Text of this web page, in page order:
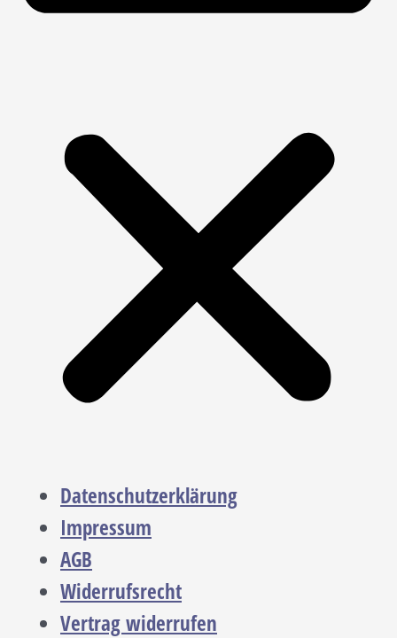
Datenschutzerklärung
Impressum
AGB
Widerrufsrecht
Vertrag widerrufen